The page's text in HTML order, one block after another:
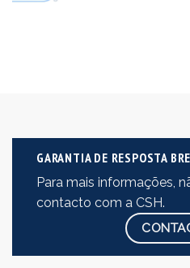
GARANTIA DE RESPOSTA
Para mais informações,
contacto com a CSH.